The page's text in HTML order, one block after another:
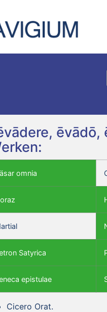
omnia
Satyrica
epistulae
Cicero Orat.